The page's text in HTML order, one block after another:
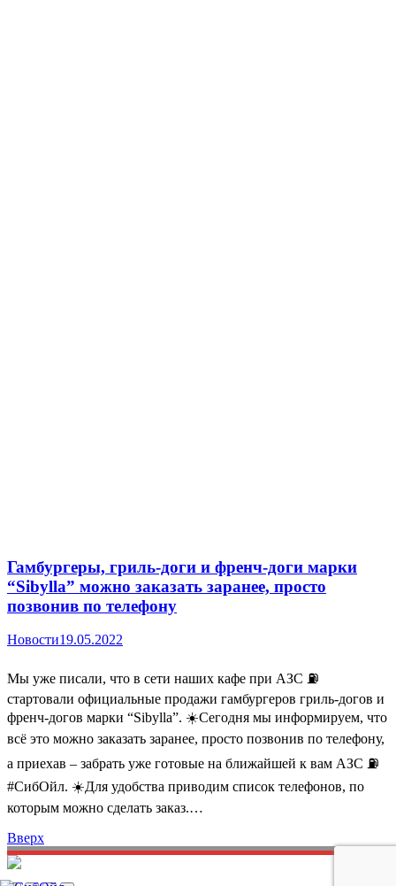
Гамбургеры, гриль-доги и френч-доги марки
“Sibylla” можно заказать заранее, просто
позвонив по телефону
Новости19.05.2022
Мы уже писали, что в сети наших кафе при АЗС ⛽️
стартовали официальные продажи гамбургеров гриль-догов и
френч-догов марки “Sibylla”. ☀️Сегодня мы информируем, что
всё это можно заказать заранее, просто позвонив по телефону,
а приехав – забрать уже готовые на ближайшей к вам АЗС ⛽️
#СибОйл. ☀️Для удобства приводим список телефонов, по
которым можно сделать заказ.…
Вверх